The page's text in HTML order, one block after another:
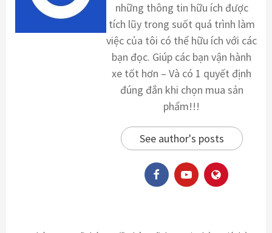
những thông tin hữu ích được
tích lũy trong suốt quá trình làm
việc của tôi có thể hữu ích với các
bạn đọc. Giúp các bạn vận hành
xe tốt hơn – Và có 1 quyết định
đúng đắn khi chọn mua sản
phẩm!!!
See author's posts